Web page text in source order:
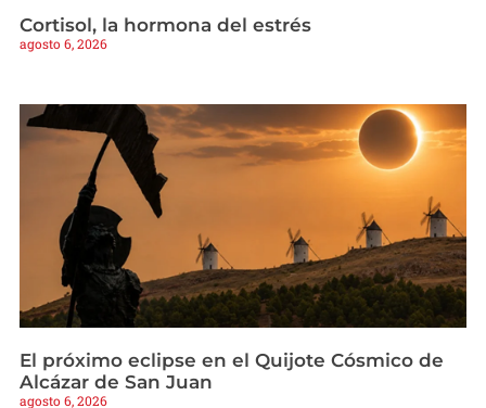
Cortisol, la hormona del estrés
agosto 6, 2026
El próximo eclipse en el Quijote Cósmico de
Alcázar de San Juan
agosto 6, 2026